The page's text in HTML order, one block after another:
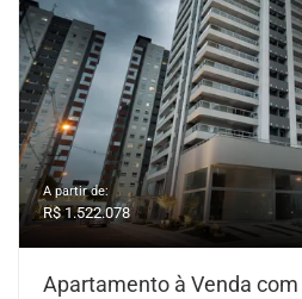
A partir de:
R$ 1.522.078
Apartamento à Venda